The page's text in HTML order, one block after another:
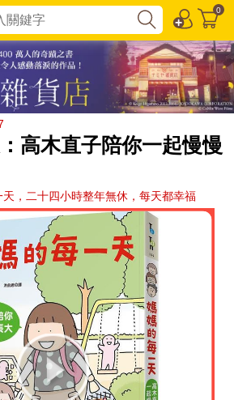
0
高木直子陪你一起慢慢
，二十四小時整年無休，每天都幸福